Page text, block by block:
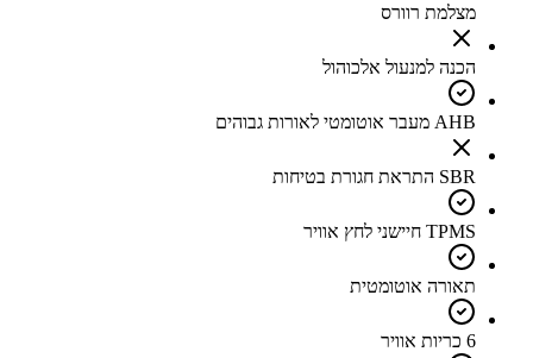
מצלמת רוורס
הכנה למנעול אלכוהול
AHB מעבר אוטומטי לאורות גבוהים
SBR התראת חגורת בטיחות
TPMS חיישני לחץ אוויר
תאורה אוטומטית
6 כריות אוויר